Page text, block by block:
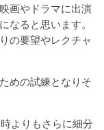
画やドラマに出演
なると思います。
の要望やレクチャ
めの試練となりそ
よりもさらに細分